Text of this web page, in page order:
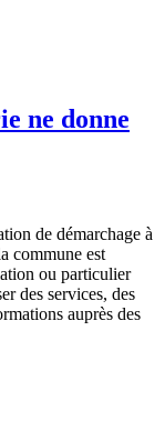
ne donne
de démarchage à
commune est
ou particulier
des services, des
auprès des